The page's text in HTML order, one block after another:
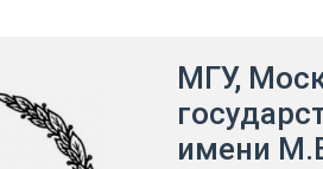
МГУ,
имени